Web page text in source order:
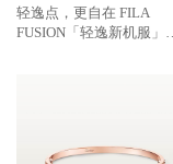
轻逸点，更自在 FILA
FUSION「轻逸新机服」全